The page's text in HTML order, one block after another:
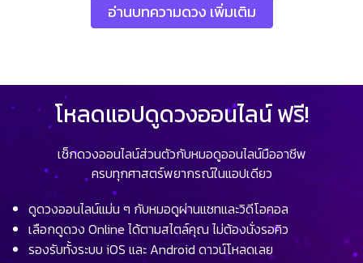
อ่านบทความดวง เพิ่มเติม
โหลดแอปดูดวงออนไลน์ ฟรี!
เช็กดวงออนไลน์ส่วนตัวกับหมอดูออนไลน์มืออาชีพ
ครบทุกศาสตร์พยากรณ์ในแอปเดียว
ดูดวงออนไลน์แม่น ๆ กับหมอดูผ่านแชทและวิดีโอคอล
เลือกดูดวง Online ได้ตามสไตล์คุณ ไม่ต้องนั่งรอคิว
รองรับทั้งระบบ iOS และ Android ดาวน์โหลดเลย